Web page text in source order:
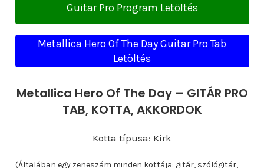
Guitar Pro Program Letöltés
Metallica Hero Of The Day Guitar Pro Tab
Letöltés
Metallica Hero Of The Day – GITÁR PRO
TAB, KOTTA, AKKORDOK
Kotta típusa: Kirk
(Általában egy zeneszám minden kottája: gitár, szólógitár,